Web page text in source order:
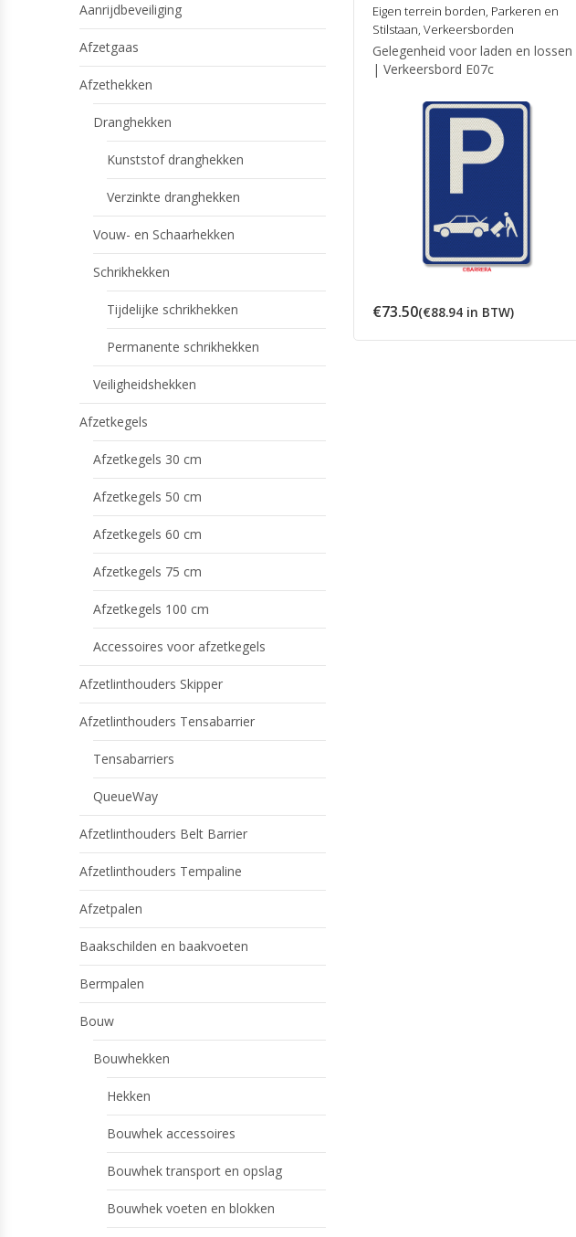
Eigen terrein borden, Parkeren en
Stilstaan, Verkeersborden
Gelegenheid voor laden en lossen
| Verkeersbord E07c
€73.50(€88.94 in BTW)
Aanrijdbeveiliging
Afzetgaas
Afzethekken
Dranghekken
Kunststof dranghekken
Verzinkte dranghekken
Vouw- en Schaarhekken
Schrikhekken
Tijdelijke schrikhekken
Permanente schrikhekken
Veiligheidshekken
Afzetkegels
Afzetkegels 30 cm
Afzetkegels 50 cm
Afzetkegels 60 cm
Afzetkegels 75 cm
Afzetkegels 100 cm
Accessoires voor afzetkegels
Afzetlinthouders Skipper
Afzetlinthouders Tensabarrier
Tensabarriers
QueueWay
Afzetlinthouders Belt Barrier
Afzetlinthouders Tempaline
Afzetpalen
Baakschilden en baakvoeten
Bermpalen
Bouw
Bouwhekken
Hekken
Bouwhek accessoires
Bouwhek transport en opslag
Bouwhek voeten en blokken